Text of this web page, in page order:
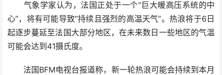
气象学家认为，法国正处于一个“巨大暖高压系统的中
心”，将有可能导致“持续且强烈的高温天气”。热浪将于6日
起逐步蔓延至法国大部分地区，在未来数日一些地区的气温
可能会达到41摄氏度。
法国BFM电视台报道称，新一轮热浪可能会持续到本月